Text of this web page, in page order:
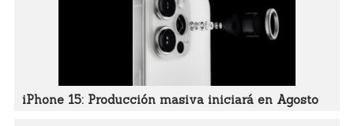
iPhone 15: Producción masiva iniciará en Agosto